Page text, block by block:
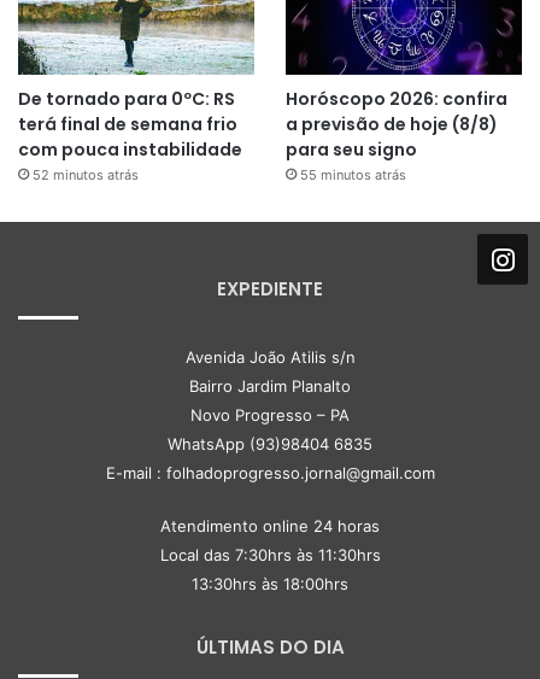
De tornado para 0ºC: RS
terá final de semana frio
com pouca instabilidade
52 minutos atrás
Horóscopo 2026: confira
a previsão de hoje (8/8)
para seu signo
55 minutos atrás
EXPEDIENTE
Avenida João Atilis s/n
Bairro Jardim Planalto
Novo Progresso – PA
WhatsApp (93)98404 6835
E-mail : folhadoprogresso.jornal@gmail.com
Atendimento online 24 horas
Local das 7:30hrs às 11:30hrs
13:30hrs às 18:00hrs
ÚLTIMAS DO DIA